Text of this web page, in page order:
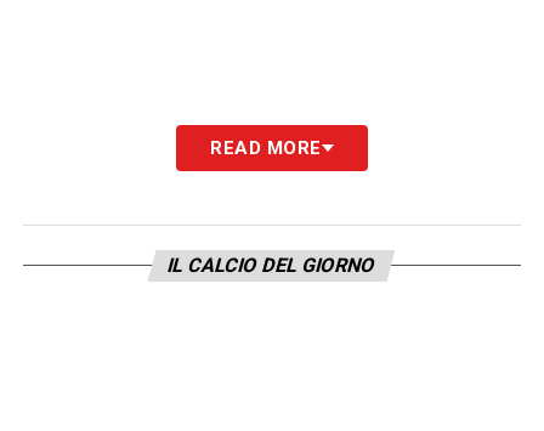
READ MORE
IL CALCIO DEL GIORNO